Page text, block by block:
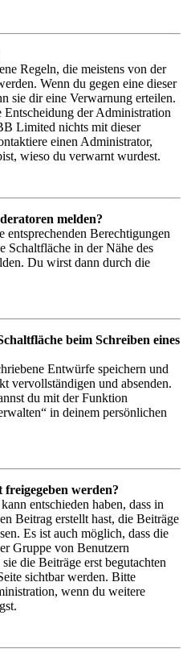
Regeln, die meistens von der
Wenn du gegen eine dieser
sie dir eine Verwarnung erteilen.
Entscheidung der Administration
Limited nichts mit dieser
einen Administrator,
wieso du verwarnt wurdest.
melden?
Berechtigungen
Schaltfläche in der Nähe des
Du wirst dann durch die
beim Schreiben eines
Entwürfe speichern und
vervollständigen und absenden.
du mit der Funktion
in deinem persönlichen
werden?
entschieden haben, dass in
Beitrag erstellt hast, die Beiträge
Es ist auch möglich, dass die
Gruppe von Benutzern
die Beiträge erst begutachten
sichtbar werden. Bitte
wenn du weitere